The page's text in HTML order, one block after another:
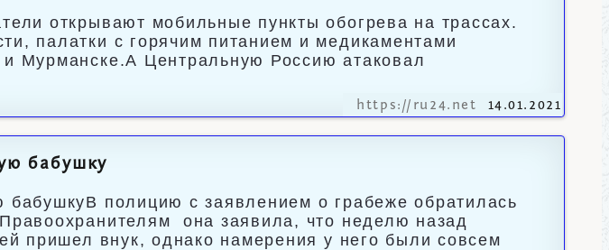
открывают мобильные пункты обогрева на трассах.
палатки с горячим питанием и медикаментами
и Мурманске.А Центральную Россию атаковал
https://ru24.net 14.01.2021
бабушку
бабушкуВ полицию с заявлением о грабеже обратилась
она заявила, что неделю назад
пришел внук, однако намерения у него были совсем